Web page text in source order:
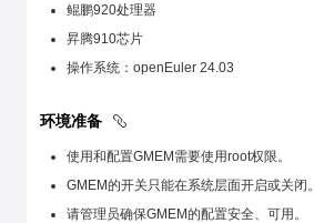
鲲鹏920处理器
昇腾910芯片
操作系统：openEuler 24.03
环境准备
使用和配置GMEM需要使用root权限。
GMEM的开关只能在系统层面开启或关闭。
请管理员确保GMEM的配置安全、可用。